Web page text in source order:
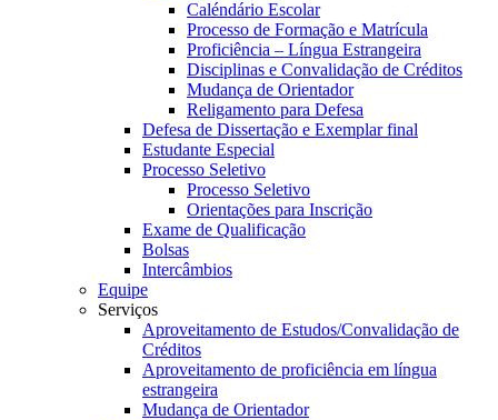
Caléndário Escolar
Processo de Formação e Matrícula
Proficiência – Língua Estrangeira
Disciplinas e Convalidação de Créditos
Mudança de Orientador
Religamento para Defesa
Defesa de Dissertação e Exemplar final
Estudante Especial
Processo Seletivo
Processo Seletivo
Orientações para Inscrição
Exame de Qualificação
Bolsas
Intercâmbios
Equipe
Serviços
Aproveitamento de Estudos/Convalidação de
Créditos
Aproveitamento de proficiência em língua
estrangeira
Mudança de Orientador